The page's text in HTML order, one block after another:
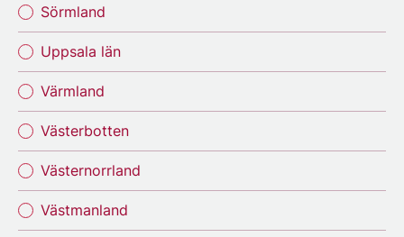
Sörmland
Uppsala län
Värmland
Västerbotten
Västernorrland
Västmanland